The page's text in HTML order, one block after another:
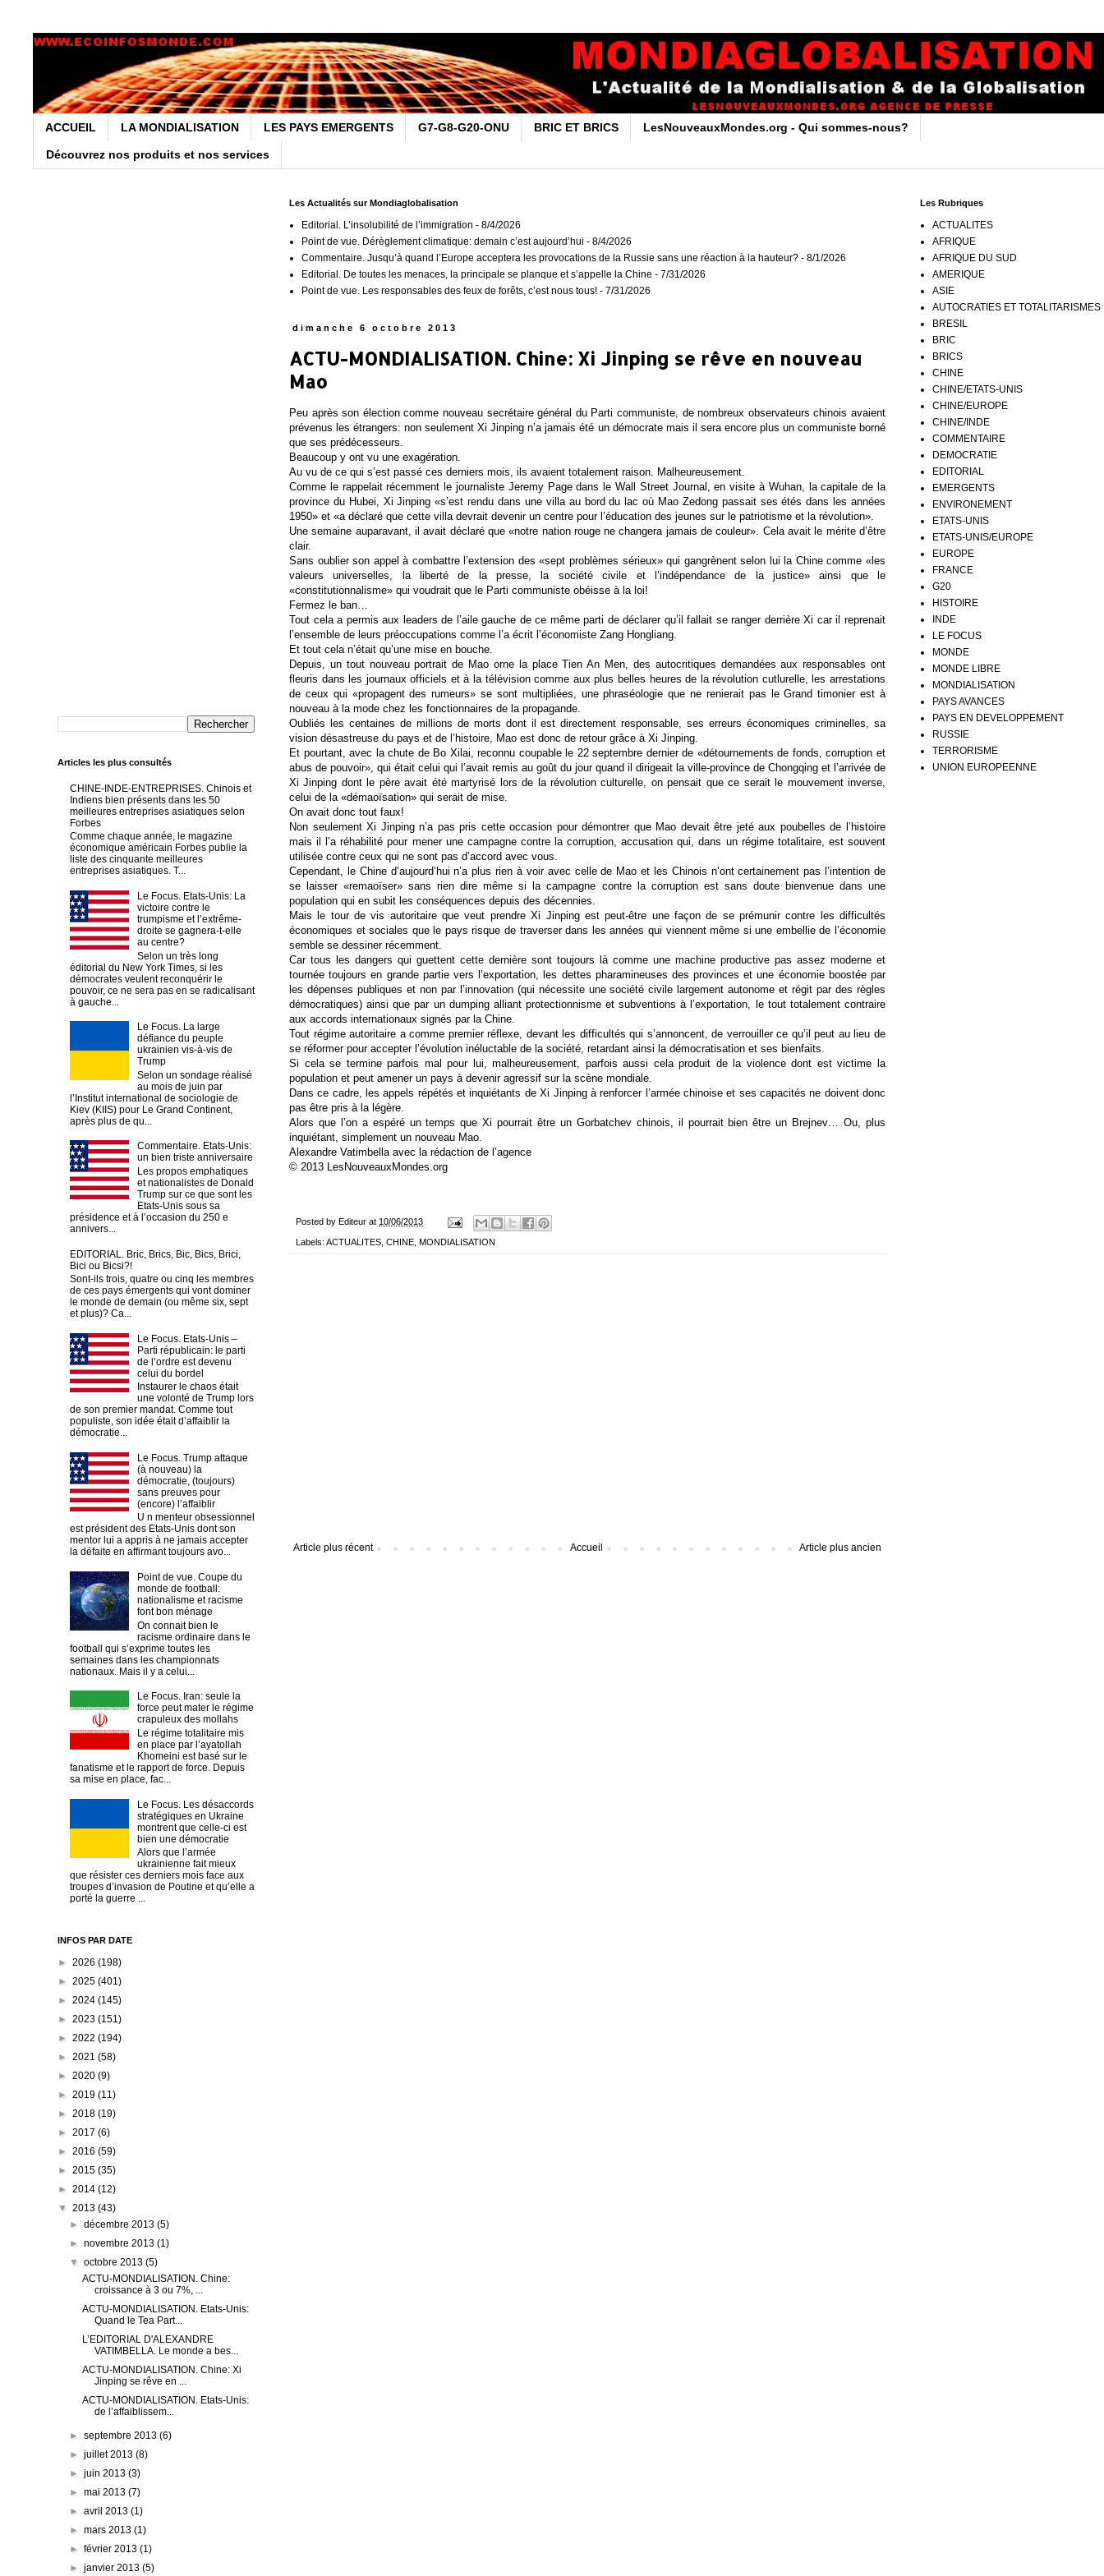
ACCUEIL LA MONDIALISATION LES PAYS EMERGENTS G7-G8-G20-ONU BRIC ET BRICS LesNouveauxMondes.org - Qui sommes-nous?
Découvrez nos produits et nos services
Les Actualités sur Mondiaglobalisation
Editorial. L’insolubilité de l’immigration - 8/4/2026
Point de vue. Dérèglement climatique: demain c’est aujourd’hui - 8/4/2026
Commentaire. Jusqu’à quand l’Europe acceptera les provocations de la Russie sans une réaction à la hauteur? - 8/1/2026
Editorial. De toutes les menaces, la principale se planque et s’appelle la Chine - 7/31/2026
Point de vue. Les responsables des feux de forêts, c’est nous tous! - 7/31/2026
dimanche 6 octobre 2013
ACTU-MONDIALISATION. Chine: Xi Jinping se rêve en nouveau
Mao
Peu après son élection comme nouveau secrétaire général du Parti communiste, de nombreux observateurs chinois avaient
prévenus les étrangers: non seulement Xi Jinping n’a jamais été un démocrate mais il sera encore plus un communiste borné
que ses prédécesseurs.
Beaucoup y ont vu une exagération.
Au vu de ce qui s’est passé ces derniers mois, ils avaient totalement raison. Malheureusement.
Comme le rappelait récemment le journaliste Jeremy Page dans le Wall Street Journal, en visite à Wuhan, la capitale de la
province du Hubei, Xi Jinping «s’est rendu dans une villa au bord du lac où Mao Zedong passait ses étés dans les années
1950» et «a déclaré que cette villa devrait devenir un centre pour l’éducation des jeunes sur le patriotisme et la révolution».
Une semaine auparavant, il avait déclaré que «notre nation rouge ne changera jamais de couleur». Cela avait le mérite d’être
clair.
Sans oublier son appel à combattre l’extension des «sept problèmes sérieux» qui gangrènent selon lui la Chine comme «les
valeurs universelles, la liberté de la presse, la société civile et l’indépendance de la justice» ainsi que le
«constitutionnalisme» qui voudrait que le Parti communiste obéisse à la loi!
Fermez le ban…
Tout cela a permis aux leaders de l’aile gauche de ce même parti de déclarer qu’il fallait se ranger derrière Xi car il reprenait
l’ensemble de leurs préoccupations comme l’a écrit l’économiste Zang Hongliang.
Et tout cela n’était qu’une mise en bouche.
Depuis, un tout nouveau portrait de Mao orne la place Tien An Men, des autocritiques demandées aux responsables ont
fleuris dans les journaux officiels et à la télévision comme aux plus belles heures de la révolution cutlurelle, les arrestations
de ceux qui «propagent des rumeurs» se sont multipliées, une phraséologie que ne renierait pas le Grand timonier est à
nouveau à la mode chez les fonctionnaires de la propagande.
Oubliés les centaines de millions de morts dont il est directement responsable, ses erreurs économiques criminelles, sa
vision désastreuse du pays et de l’histoire, Mao est donc de retour grâce à Xi Jinping.
Et pourtant, avec la chute de Bo Xilai, reconnu coupable le 22 septembre dernier de «détournements de fonds, corruption et
abus de pouvoir», qui était celui qui l’avait remis au goût du jour quand il dirigeait la ville-province de Chongqing et l’arrivée de
Xi Jinping dont le père avait été martyrisé lors de la révolution culturelle, on pensait que ce serait le mouvement inverse,
celui de la «démaoïsation» qui serait de mise.
On avait donc tout faux!
Non seulement Xi Jinping n’a pas pris cette occasion pour démontrer que Mao devait être jeté aux poubelles de l’histoire
mais il l’a réhabilité pour mener une campagne contre la corruption, accusation qui, dans un régime totalitaire, est souvent
utilisée contre ceux qui ne sont pas d’accord avec vous.
Cependant, le Chine d’aujourd’hui n’a plus rien à voir avec celle de Mao et les Chinois n’ont certainement pas l’intention de
se laisser «remaoïser» sans rien dire même si la campagne contre la corruption est sans doute bienvenue dans une
population qui en subit les conséquences depuis des décennies.
Mais le tour de vis autoritaire que veut prendre Xi Jinping est peut-être une façon de se prémunir contre les difficultés
économiques et sociales que le pays risque de traverser dans les années qui viennent même si une embellie de l’économie
semble se dessiner récemment.
Car tous les dangers qui guettent cette dernière sont toujours là comme une machine productive pas assez moderne et
tournée toujours en grande partie vers l’exportation, les dettes pharamineuses des provinces et une économie boostée par
les dépenses publiques et non par l’innovation (qui nécessite une société civile largement autonome et régit par des règles
démocratiques) ainsi que par un dumping alliant protectionnisme et subventions à l’exportation, le tout totalement contraire
aux accords internationaux signés par la Chine.
Tout régime autoritaire a comme premier réflexe, devant les difficultés qui s’annoncent, de verrouiller ce qu’il peut au lieu de
se réformer pour accepter l’évolution inéluctable de la société, retardant ainsi la démocratisation et ses bienfaits.
Si cela se termine parfois mal pour lui, malheureusement, parfois aussi cela produit de la violence dont est victime la
population et peut amener un pays à devenir agressif sur la scène mondiale.
Dans ce cadre, les appels répétés et inquiétants de Xi Jinping à renforcer l’armée chinoise et ses capacités ne doivent donc
pas être pris à la légère.
Alors que l’on a espéré un temps que Xi pourrait être un Gorbatchev chinois, il pourrait bien être un Brejnev… Ou, plus
inquiétant, simplement un nouveau Mao.
Alexandre Vatimbella avec la rédaction de l’agence
© 2013 LesNouveauxMondes.org
Posted by Editeur at 10/06/2013
Labels: ACTUALITES CHINE MONDIALISATION
Article plus récent Article plus ancien
Accueil
Articles les plus consultés
CHINE-INDE-ENTREPRISES. Chinois et
Indiens bien présents dans les 50
meilleures entreprises asiatiques selon
Forbes
Comme chaque année, le magazine
économique américain Forbes publie la
liste des cinquante meilleures
entreprises asiatiques. T...
Le Focus. Etats-Unis: La
victoire contre le
trumpisme et l’extrême-
droite se gagnera-t-elle
au centre?
Selon un très long
éditorial du New York Times, si les
démocrates veulent reconquérir le
pouvoir, ce ne sera pas en se radicalisant
à gauche...
Le Focus. La large
défiance du peuple
ukrainien vis-à-vis de
Trump
Selon un sondage réalisé
au mois de juin par
l’Institut international de sociologie de
Kiev (KIIS) pour Le Grand Continent,
après plus de qu...
Commentaire. Etats-Unis:
un bien triste anniversaire
Les propos emphatiques
et nationalistes de Donald
Trump sur ce que sont les
Etats-Unis sous sa
présidence et à l’occasion du 250 e
annivers...
EDITORIAL. Bric, Brics, Bic, Bics, Brici,
Bici ou Bicsi?!
Sont-ils trois, quatre ou cinq les membres
de ces pays émergents qui vont dominer
le monde de demain (ou même six, sept
et plus)? Ca...
Le Focus. Etats-Unis –
Parti républicain: le parti
de l’ordre est devenu
celui du bordel
Instaurer le chaos était
une volonté de Trump lors
de son premier mandat. Comme tout
populiste, son idée était d’affaiblir la
démocratie...
Le Focus. Trump attaque
(à nouveau) la
démocratie, (toujours)
sans preuves pour
(encore) l’affaiblir
U n menteur obsessionnel
est président des Etats-Unis dont son
mentor lui a appris à ne jamais accepter
la défaite en affirmant toujours avo...
Point de vue. Coupe du
monde de football:
nationalisme et racisme
font bon ménage
On connait bien le
racisme ordinaire dans le
football qui s’exprime toutes les
semaines dans les championnats
nationaux. Mais il y a celui...
Le Focus. Iran: seule la
force peut mater le régime
crapuleux des mollahs
Le régime totalitaire mis
en place par l’ayatollah
Khomeini est basé sur le
fanatisme et le rapport de force. Depuis
sa mise en place, fac...
Le Focus. Les désaccords
stratégiques en Ukraine
montrent que celle-ci est
bien une démocratie
Alors que l’armée
ukrainienne fait mieux
que résister ces derniers mois face aux
troupes d’invasion de Poutine et qu’elle a
porté la guerre ...
INFOS PAR DATE
► 2026 (198)
► 2025 (401)
► 2024 (145)
► 2023 (151)
► 2022 (194)
► 2021 (58)
► 2020 (9)
► 2019 (11)
► 2018 (19)
► 2017 (6)
► 2016 (59)
► 2015 (35)
► 2014 (12)
▼ 2013 (43)
►décembre 2013(5)
►novembre 2013(1)
▼octobre 2013(5)
ACTU-MONDIALISATION. Chine:
croissance à 3 ou 7%, ...
ACTU-MONDIALISATION. Etats-Unis:
Quand le Tea Part...
L’EDITORIAL D'ALEXANDRE
VATIMBELLA. Le monde a bes...
ACTU-MONDIALISATION. Chine: Xi
Jinping se rêve en ...
ACTU-MONDIALISATION. Etats-Unis:
de l’affaiblissem...
►septembre 2013(6)
►juillet 2013(8)
►juin 2013(3)
►mai 2013(7)
►avril 2013(1)
►mars 2013(1)
►février 2013(1)
►janvier 2013(5)
Les Rubriques
ACTUALITES
AFRIQUE
AFRIQUE DU SUD
AMERIQUE
ASIE
AUTOCRATIES ET TOTALITARISMES
BRESIL
BRIC
BRICS
CHINE
CHINE/ETATS-UNIS
CHINE/EUROPE
CHINE/INDE
COMMENTAIRE
DEMOCRATIE
EDITORIAL
EMERGENTS
ENVIRONEMENT
ETATS-UNIS
ETATS-UNIS/EUROPE
EUROPE
FRANCE
G20
HISTOIRE
INDE
LE FOCUS
MONDE
MONDE LIBRE
MONDIALISATION
PAYS AVANCES
PAYS EN DEVELOPPEMENT
RUSSIE
TERRORISME
UNION EUROPEENNE